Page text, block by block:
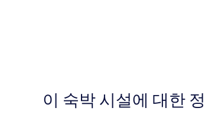
이 숙박 시설에 대한